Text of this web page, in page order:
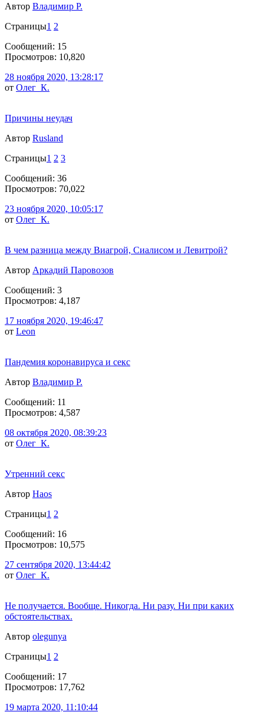
Автор Владимир Р.
Страницы1 2
Сообщений: 15
Просмотров: 10,820
28 ноября 2020, 13:28:17
от Олег_К.
Причины неудач
Автор Rusland
Страницы1 2 3
Сообщений: 36
Просмотров: 70,022
23 ноября 2020, 10:05:17
от Олег_К.
В чем разница между Виагрой, Сиалисом и Левитрой?
Автор Аркадий Паровозов
Сообщений: 3
Просмотров: 4,187
17 ноября 2020, 19:46:47
от Leon
Пандемия коронавируса и секс
Автор Владимир Р.
Сообщений: 11
Просмотров: 4,587
08 октября 2020, 08:39:23
от Олег_К.
Утренний секс
Автор Haos
Страницы1 2
Сообщений: 16
Просмотров: 10,575
27 сентября 2020, 13:44:42
от Олег_К.
Не получается. Вообще. Никогда. Ни разу. Ни при каких
обстоятельствах.
Автор olegunya
Страницы1 2
Сообщений: 17
Просмотров: 17,762
19 марта 2020, 11:10:44